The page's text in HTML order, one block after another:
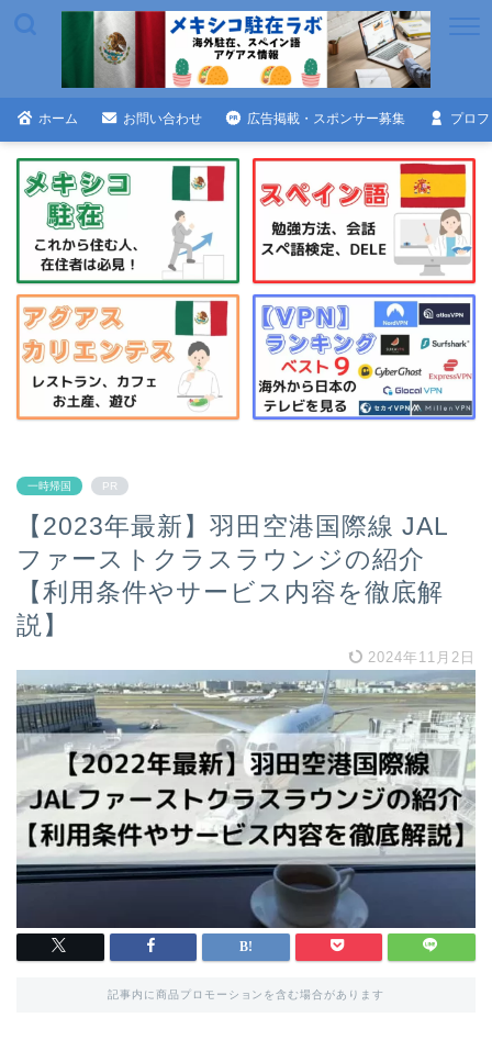
ホーム お問い合わせ 広告掲載・スポンサー募集 プロ
一時帰国 PR
【2023年最新】羽田空港国際線 JAL
ファーストクラスラウンジの紹介
【利用条件やサービス内容を徹底解
説】
2024年11月2日
記事内に商品プロモーションを含む場合があります